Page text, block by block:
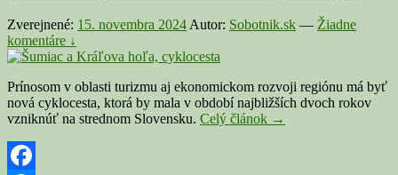
Zverejnené: 15. novembra 2024Autor: Sobotnik.sk — Žiadne
komentáre ↓
Prínosom v oblasti turizmu aj ekonomickom rozvoji regiónu má byť
nová cyklocesta, ktorá by mala v období najbližších dvoch rokov
vzniknúť na strednom Slovensku. Celý článok Na
→